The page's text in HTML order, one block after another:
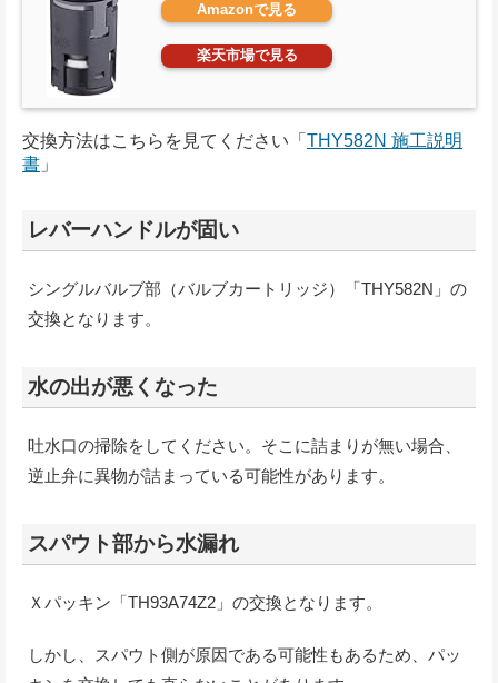
Amazonで見る
楽天市場で見る
交換方法はこちらを見てください「 THY582N 施工説明
書 」
レバーハンドルが固い
シングルバルブ部（バルブカートリッジ）「THY582N」の
交換となります。
水の出が悪くなった
吐水口の掃除をしてください。そこに詰まりが無い場合、
逆止弁に異物が詰まっている可能性があります。
スパウト部から水漏れ
Ｘパッキン「TH93A74Z2」の交換となります。
しかし、スパウト側が原因である可能性もあるため、パッ